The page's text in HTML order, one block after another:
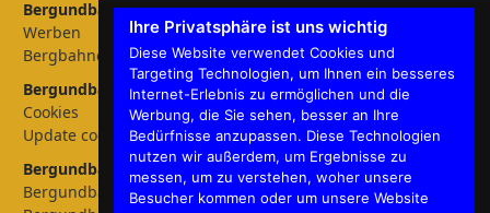
Ihre Privatsphäre ist uns wichtig
Diese Website verwendet Cookies und
Targeting Technologien, um Ihnen ein besseres
Internet-Erlebnis zu ermöglichen und die
Werbung, die Sie sehen, besser an Ihre
Bedürfnisse anzupassen. Diese Technologien
nutzen wir außerdem, um Ergebnisse zu
messen, um zu verstehen, woher unsere
Besucher kommen oder um unsere Website
Bergundbahn Magazin
Werben
Bergbahnen
Bergundbahn Einstellungen
Cookies
Update cookies preferences
Bergundbahn - Sprachen
Bergundbahn Deutschland